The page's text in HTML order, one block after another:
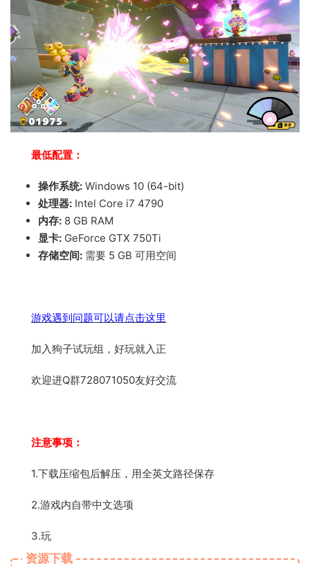
最低配置：
操作系统: Windows 10 (64-bit)
处理器: Intel Core i7 4790
内存: 8 GB RAM
显卡: GeForce GTX 750Ti
存储空间: 需要 5 GB 可用空间
游戏遇到问题可以请点击这里
加入狗子试玩组，好玩就入正
欢迎进Q群728071050友好交流
注意事项：
1.下载压缩包后解压，用全英文路径保存
2.游戏内自带中文选项
3.玩
资源下载